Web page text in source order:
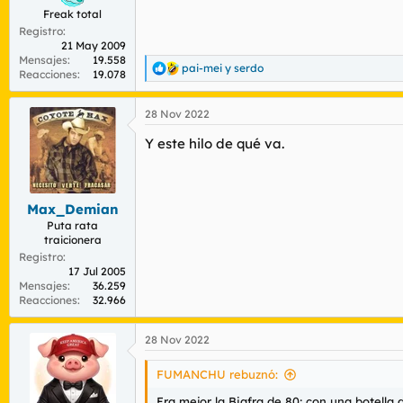
Freak total
Registro
21 May 2009
Mensajes
19.558
Reacciones
19.078
R
e
a
c
i
pai-mei y serdo
Max_Demian
Puta rata
traicionera
Registro
17 Jul 2005
Mensajes
36.259
Reacciones
32.966
28 Nov 2022
Y este hilo de qué va.
28 Nov 2022
FUMANCHU rebuznó: